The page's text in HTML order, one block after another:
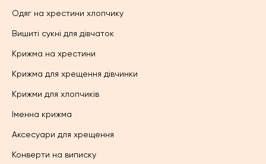
Одяг на хрестини хлопчику
Вишиті сукні для дівчаток
Крижма на хрестини
Крижма для хрещення дівчинки
Крижми для хлопчиків
Іменна крижма
Аксесуари для хрещення
Конверти на виписку